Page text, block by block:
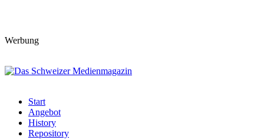
Werbung
Start
Angebot
History
Repository